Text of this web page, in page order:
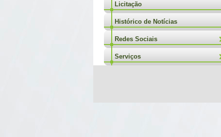
Licitação
Histórico de Notícias
Redes Sociais
Serviços